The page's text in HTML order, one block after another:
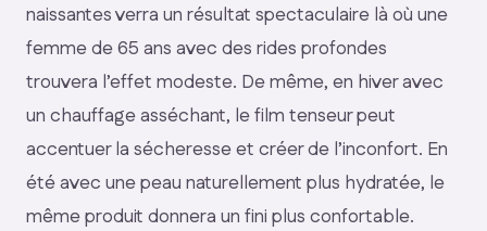
naissantes verra un résultat spectaculaire là où une
femme de 65 ans avec des rides profondes
trouvera l’effet modeste. De même, en hiver avec
un chauffage asséchant, le film tenseur peut
accentuer la sécheresse et créer de l’inconfort. En
été avec une peau naturellement plus hydratée, le
même produit donnera un fini plus confortable.